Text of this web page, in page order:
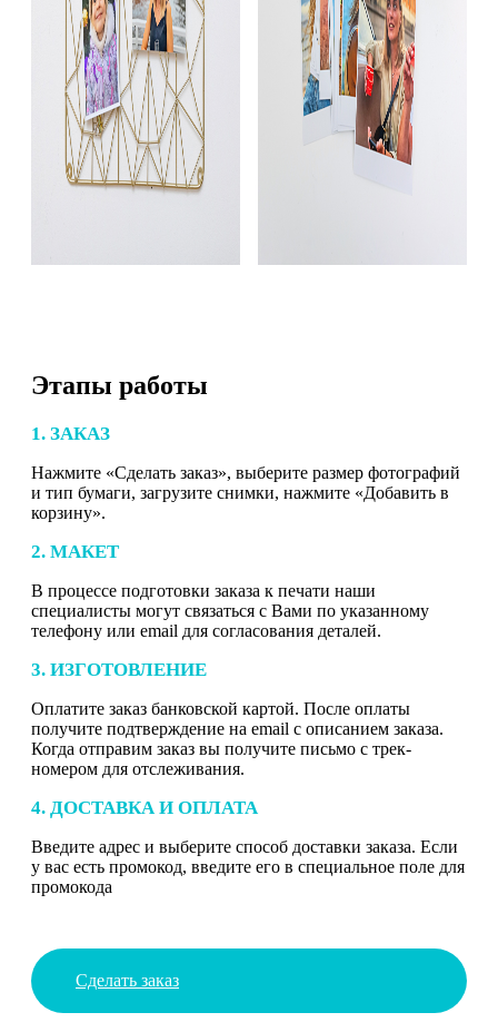
Этапы работы
1. ЗАКАЗ
Нажмите «Сделать заказ», выберите размер фотографий
и тип бумаги, загрузите снимки, нажмите «Добавить в
корзину».
2. МАКЕТ
В процессе подготовки заказа к печати наши
специалисты могут связаться с Вами по указанному
телефону или email для согласования деталей.
3. ИЗГОТОВЛЕНИЕ
Оплатите заказ банковской картой. После оплаты
получите подтверждение на email с описанием заказа.
Когда отправим заказ вы получите письмо с трек-
номером для отслеживания.
4. ДОСТАВКА И ОПЛАТА
Введите адрес и выберите способ доставки заказа. Если
у вас есть промокод, введите его в специальное поле для
промокода
Сделать заказ